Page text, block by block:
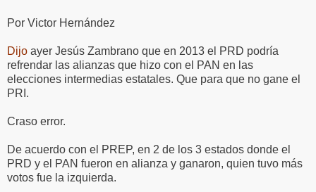
Por Victor Hernández
Dijo ayer Jesús Zambrano que en 2013 el PRD podría
refrendar las alianzas que hizo con el PAN en las
elecciones intermedias estatales. Que para que no gane el
PRI.
Craso error.
De acuerdo con el PREP, en 2 de los 3 estados donde el
PRD y el PAN fueron en alianza y ganaron, quien tuvo más
votos fue la izquierda.